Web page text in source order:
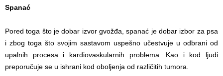
Spanać
Pored toga što je dobar izvor gvožđa, spanać je dobar izbor za psa
i zbog toga što svojim sastavom uspešno učestvuje u odbrani od
upalnih procesa i kardiovaskularnih problema. Kao i kod ljudi
preporučuje se u ishrani kod oboljenja od različitih tumora.